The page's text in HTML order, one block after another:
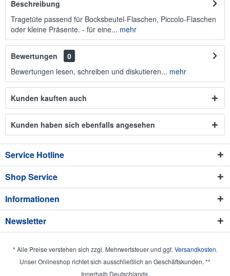
Beschreibung
Tragetüte passend für Bocksbeutel-Flaschen, Piccolo-Flaschen
oder kleine Präsente. - für eine... mehr
Bewertungen
0
Bewertungen lesen, schreiben und diskutieren... mehr
Kunden kauften auch
Kunden haben sich ebenfalls angesehen
Service Hotline
Shop Service
Informationen
Newsletter
* Alle Preise verstehen sich zzgl. Mehrwertsteuer und ggf. Versandkosten.
Unser Onlineshop richtet sich ausschließlich an Geschäftskunden. **
Innerhalb Deutschlands.